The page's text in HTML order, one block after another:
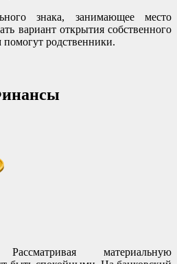
знака, занимающее место
вариант открытия собственного
родственники.
Рассматривая материальную